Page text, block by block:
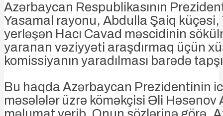
Azərbaycan Respublikasının
Yasamal rayonu, Abdulla Şaiq küçəsi,
yerləşən Hacı Cavad məscidinin
yaranan vəziyyəti araşdırmaq üçün
komissiyanın yaradılması barədə
Bu haqda Azərbaycan Prezidentinin
məsələlər üzrə köməkçisi Əli Həsənov